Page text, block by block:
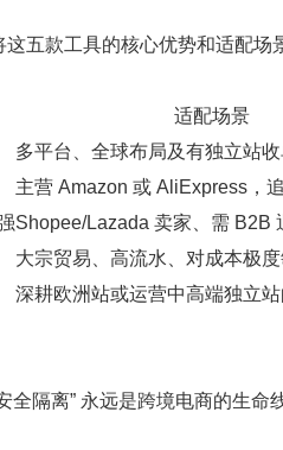
款工具的核心优势和适配场
适配场景
多平台、全球布局及有独立站
主营 Amazon 或 AliExpress，
Shopee/Lazada 卖家、需 B2B
大宗贸易、高流水、对成本极
深耕欧洲站或运营中高端独立
全隔离” 永远是跨境电商的生命